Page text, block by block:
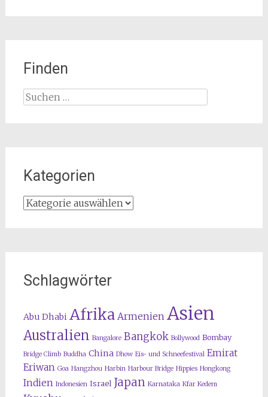
Finden
Suchen
Kategorien
Kategorien
Schlagwörter
Abu Dhabi Afrika Armenien Asien
Australien Bangalore Bangkok Bollywood Bombay
Bridge Climb Buddha China Dhow Eis- und Schneefestival Emirat
Eriwan Goa Hangzhou Harbin Harbour Bridge Hippies Hongkong
Indien Indonesien Israel Japan Karnataka Kfar Kedem